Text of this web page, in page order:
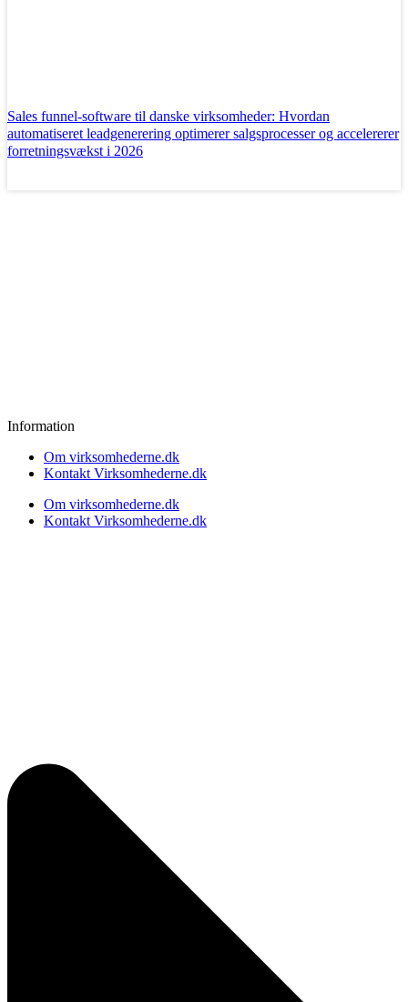
Sales funnel-software til danske virksomheder: Hvordan
automatiseret leadgenerering optimerer salgsprocesser og accelererer
forretningsvækst i 2026
Information
Om virksomhederne.dk
Kontakt Virksomhederne.dk
Om virksomhederne.dk
Kontakt Virksomhederne.dk